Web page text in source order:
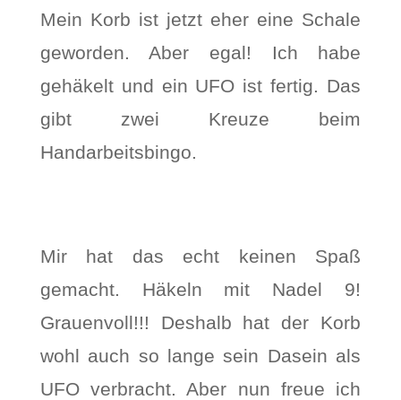
Mein Korb ist jetzt eher eine Schale
geworden. Aber egal! Ich habe
gehäkelt und ein UFO ist fertig. Das
gibt zwei Kreuze beim
Handarbeitsbingo.
Mir hat das echt keinen Spaß
gemacht. Häkeln mit Nadel 9!
Grauenvoll!!! Deshalb hat der Korb
wohl auch so lange sein Dasein als
UFO verbracht. Aber nun freue ich